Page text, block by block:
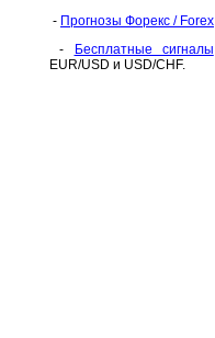
- Прогнозы Форекс / Forex
-
Бесплатные сигналы
EUR/USD и USD/CHF.